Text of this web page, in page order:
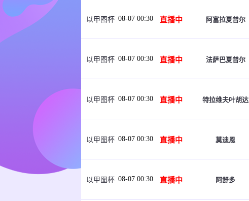
以甲图杯 08-07 00:30 直播中 阿富拉夏普尔
以甲图杯 08-07 00:30 直播中 法萨巴夏普尔
以甲图杯 08-07 00:30 直播中 特拉维夫叶胡达
以甲图杯 08-07 00:30 直播中 莫迪恩
以甲图杯 08-07 00:30 直播中 阿舒多